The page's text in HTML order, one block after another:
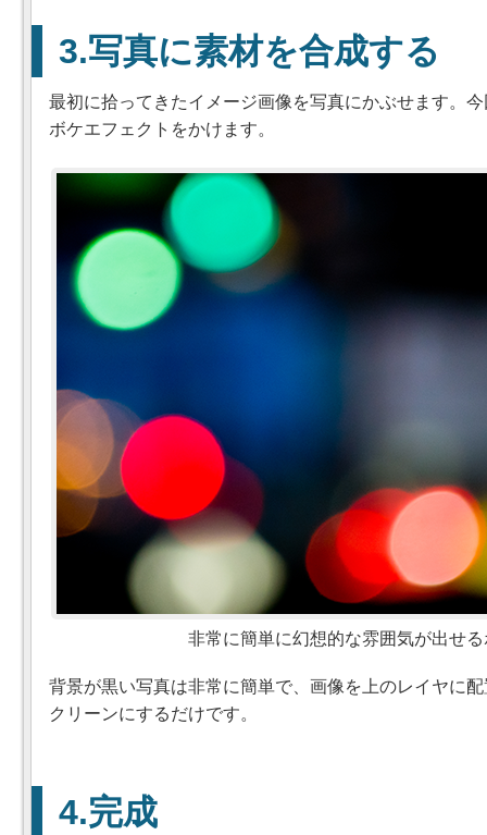
写真に素材を合成する
最初に拾ってきたイメージ画像を写真にかぶせます。
ボケエフェクトをかけます。
非常に簡単に幻想的な雰囲気が出せ
背景が黒い写真は非常に簡単で、画像を上のレイヤに
クリーンにするだけです。
完成